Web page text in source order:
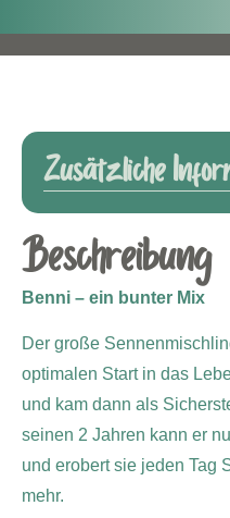
Zusätzliche
Beschreibung
Benni – ein bunter Mix
Der große
optimalen Start in das
und kam dann als
seinen 2 Jahren kann er
und erobert sie jeden Tag
mehr.